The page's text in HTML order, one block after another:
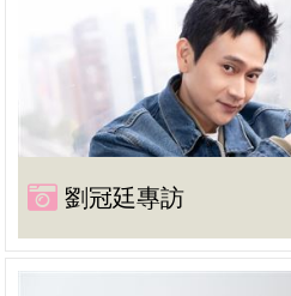
劉冠廷專訪